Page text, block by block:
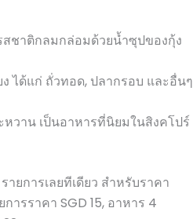
ชาติกลมกล่อมด้วยน้ำซุปของกุ้ง
ได้แก่ ถั่วทอด, ปลากรอบ และอื่นๆ
หวาน เป็นอาหารที่นิยมในสิงคโปร์
ยการเลยทีเดียว สำหรับราคา
ารราคา SGD 15, อาหาร 4